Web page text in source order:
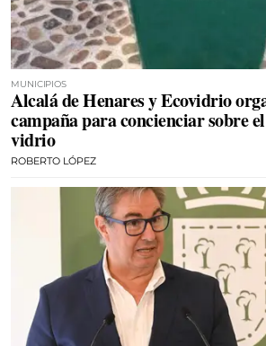
MUNICIPIOS
Alcalá de Henares y Ecovidrio
campaña para concienciar sobre
vidrio
ROBERTO LÓPEZ